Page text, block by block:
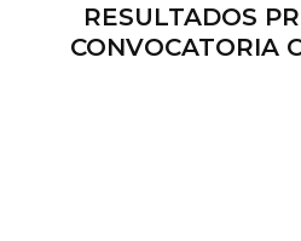
RESULTADOS
CONVOCATORIA